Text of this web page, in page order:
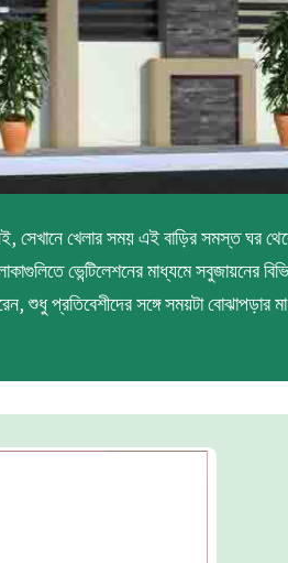
সেখানে খেলার সময় এই বাড়ির সমস্ত ঘর
ভেন্টিলেশনের মাধ্যমে সবুজায়নের
শুধু প্রতিবেশীদের সঙ্গে সময়টা বোঝাপড়ার